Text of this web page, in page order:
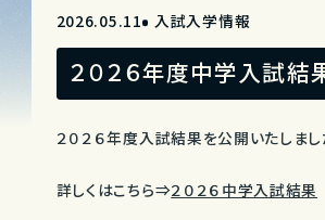
2026.05.11 入試入学情報
２０２６年度中学入試
２０２６年度入試結果を公開いたしまし
詳しくはこちら⇒２０２６中学入試結果